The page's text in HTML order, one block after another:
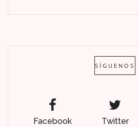
SÍGUENOS
Facebook Twitter